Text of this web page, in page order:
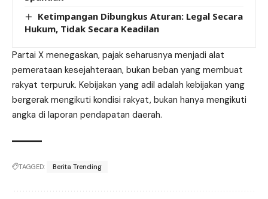
Ketimpangan Dibungkus Aturan: Legal Secara
Hukum, Tidak Secara Keadilan
Partai X menegaskan, pajak seharusnya menjadi alat
pemerataan kesejahteraan, bukan beban yang membuat
rakyat terpuruk. Kebijakan yang adil adalah kebijakan yang
bergerak mengikuti kondisi rakyat, bukan hanya mengikuti
angka di laporan pendapatan daerah.
TAGGED: Berita Trending